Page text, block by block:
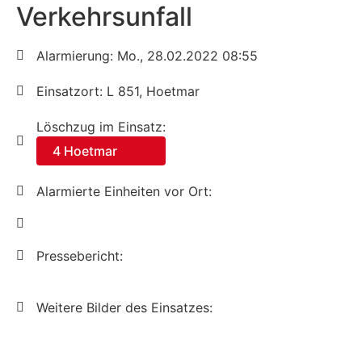
Verkehrsunfall
Alarmierung: Mo., 28.02.2022 08:55
Einsatzort: L 851, Hoetmar
Löschzug im Einsatz:
4 Hoetmar
Alarmierte Einheiten vor Ort:
Pressebericht:
Weitere Bilder des Einsatzes: